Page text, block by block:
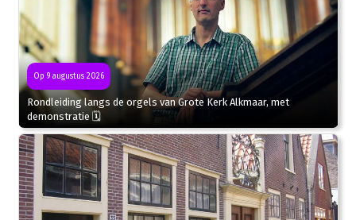
Op 9 augustus 2026
Rondleiding langs de orgels van Grote Kerk Alkmaar, met
demonstratie 🗓